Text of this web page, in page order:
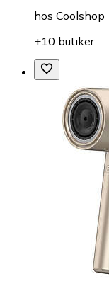
hos Coolshop
+10 butiker